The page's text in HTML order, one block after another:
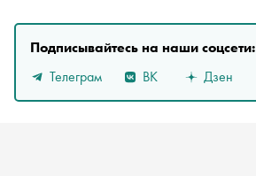
Подписывайтесь на наши соцсети:
Телеграм
ВК Дзен